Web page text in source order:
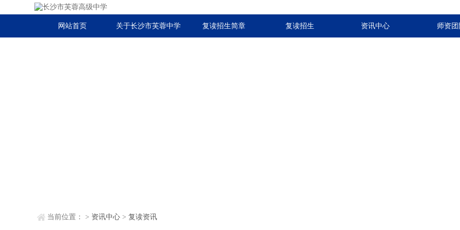
网站首页 关于长沙市芙蓉中学 复读招生简章 复读招生 资讯中心 师资团
当前位置： > 资讯中心 >复读资讯